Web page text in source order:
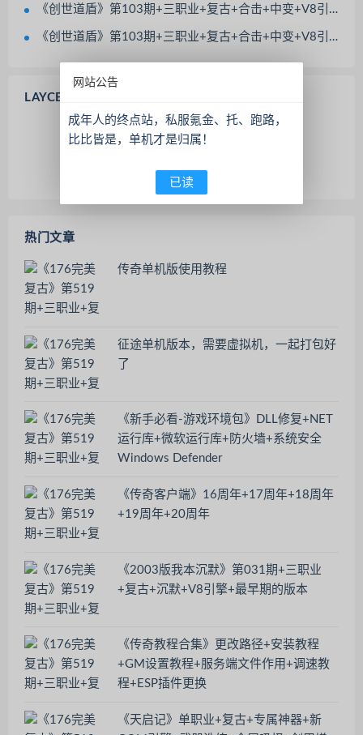
《创世道盾》第103期+三职业+复古+合击+中变+V8引擎+BOSS多+地图多
《创世道盾》第103期+三职业+复古+合击+中变+V8引擎+BOSS多+地图多
LAYCENTER登录/注册
没有账号？
热门文章
传奇单机版使用教程
征途单机版本，需要虚拟机，一起打包好
了
《新手必看-游戏环境包》DLL修复+NET
运行库+微软运行库+防火墙+系统安全
Windows Defender
《传奇客户端》16周年+17周年+18周年
+19周年+20周年
《2003版我本沉默》第031期+三职业
+复古+沉默+V8引擎+最早期的版本
《传奇教程合集》更改路径+安装教程
+GM设置教程+服务端文件作用+调速教
程+ESP插件更换
《天启记》单职业+复古+专属神器+新
网站公告
成年人的终点站，私服氪金、托、跑路，
比比皆是，单机才是归属！
已读